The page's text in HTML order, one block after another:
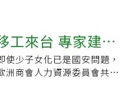
20年，藥師專科化則是正
專科藥師制度，不過台灣
動力學等的認證考試。去
約80位的藥師通過取得證
(BPS)，在不同專科領域取
罪，在YouTube和TikTok
或是文章中自信滿滿談論
這些AI影片製作容易，而且
意訊息是否經專業驗證，只
為兩人是兄妹，完全無法想
她分享和爸爸錄製的影片
，這是因為他在兩年前被
也特別拍攝影片紀錄父親一
片中Hannah記錄父親一整
工來台 專家建議
使少子女化已是國安問題，
洲商會人力資源委員會共同